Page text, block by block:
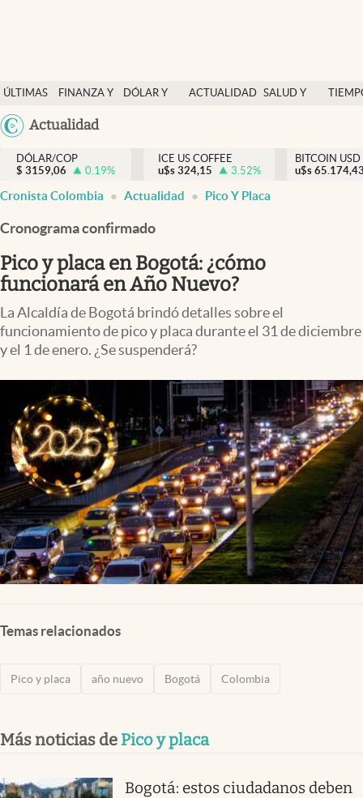
ÚLTIMAS
NOTICIAS
FINANZA Y
DÓLAR Y
ACTUALIDAD SALUD Y
México
Actualidad
Salud y nutrición
Vida espiritual
Actualidad
Colombia
DÓLAR/COP
$ 3159,06 0.19%
ICE US COFFEE
u$s 324,15 3.52%
BITCOIN USD
u$s
Cronista Colombia Actualidad Pico Y Placa
Cronograma confirmado
Pico y placa en Bogotá: ¿cómo
funcionará en Año Nuevo?
La Alcaldía de Bogotá brindó detalles sobre el
funcionamiento de pico y placa durante el 31 de diciembre
y el 1 de enero. ¿Se suspenderá?
Temas relacionados
Pico y placa año nuevo Bogotá Colombia
Más noticias de Pico y placa
Bogotá: estos ciudadanos deben